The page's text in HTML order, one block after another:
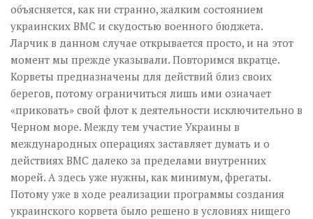
объясняется, как ни странно, жалким состоянием
украинских ВМС и скудостью военного бюджета.
Ларчик в данном случае открывается просто, и на этот
момент мы прежде указывали. Повторимся вкратце.
Корветы предназначены для действий близ своих
берегов, потому ограничиться лишь ими означает
«приковать» свой флот к деятельности исключительно в
Черном море. Между тем участие Украины в
международных операциях заставляет думать и о
действиях ВМС далеко за пределами внутренних
морей. А здесь уже нужны, как минимум, фрегаты.
Потому уже в ходе реализации программы создания
украинского корвета было решено в условиях нищего